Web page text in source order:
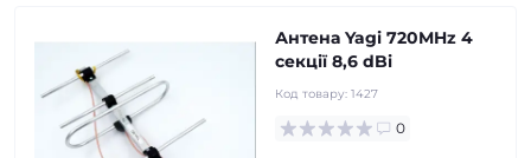
Антена Yagi 720MHz 4
cекції 8,6 dBi
Код товару: 1427
0